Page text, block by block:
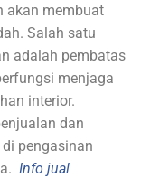
akan membuat
Salah satu
adalah pembatas
menjaga
interior.
dan
pengasinan
Info jual